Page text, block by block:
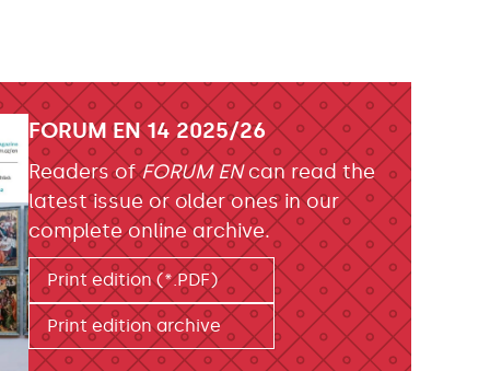
FORUM EN 14 2025/26
Readers ofFORUM ENcan read the
latest issue or older ones in our
complete online archive.
Print edition (*.PDF)
Print edition archive